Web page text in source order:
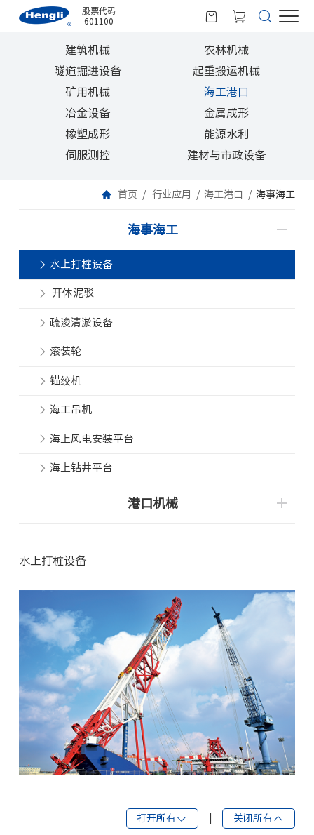
股票代码
601100
建筑机械
农林机械
隧道掘进设备
起重搬运机械
矿用机械
海工港口
冶金设备
金属成形
橡塑成形
能源水利
伺服测控
建材与市政设备
首页 行业应用 海工港口 海事海工
海事海工
水上打桩设备
开体泥驳
疏浚清淤设备
滚装轮
锚绞机
海工吊机
海上风电安装平台
海上钻井平台
港口机械
水上打桩设备
打开所有 关闭所有